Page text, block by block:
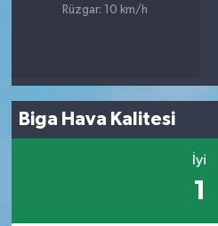
Rüzgar: 10 km/h
Biga Hava Kalitesi
İyi
1